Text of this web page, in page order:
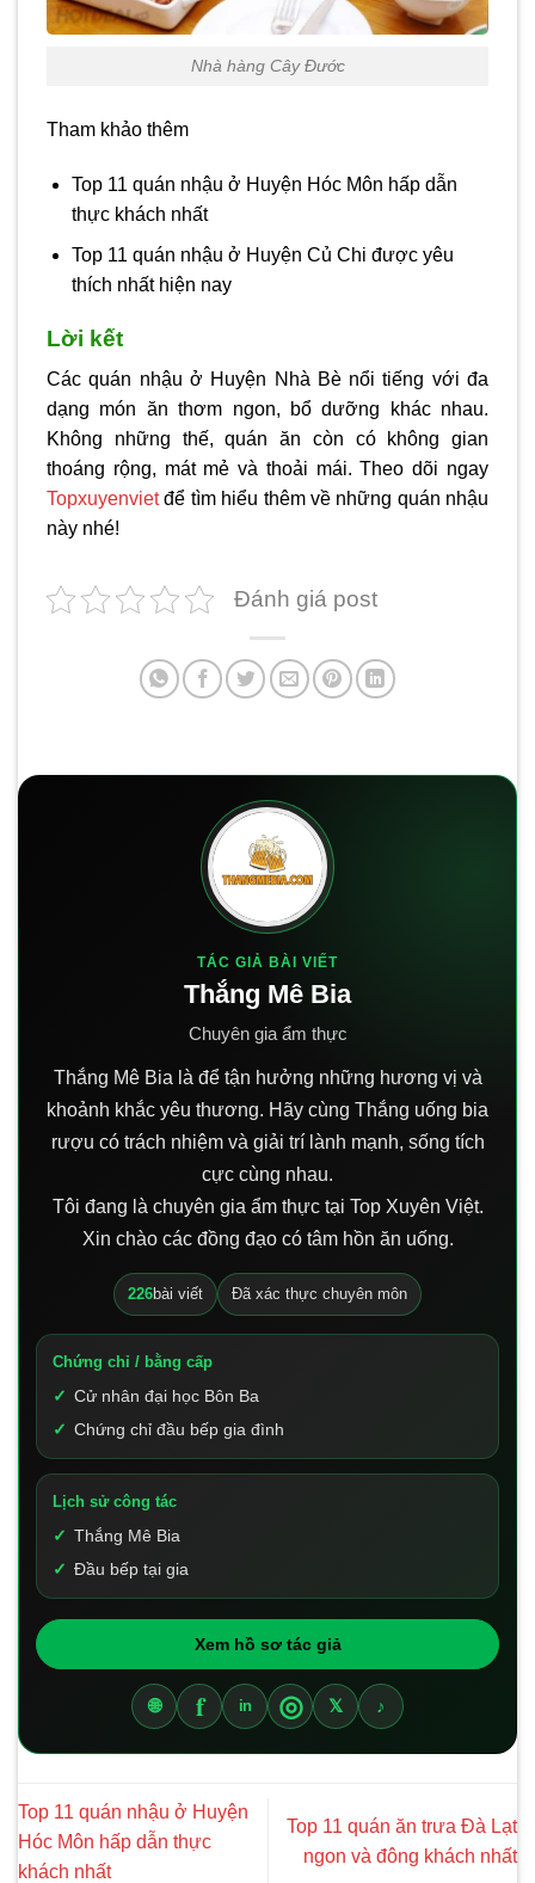
Nhà hàng Cây Đước
Tham khảo thêm
Top 11 quán nhậu ở Huyện Hóc Môn hấp dẫn
thực khách nhất
Top 11 quán nhậu ở Huyện Củ Chi được yêu
thích nhất hiện nay
Lời kết
Các quán nhậu ở Huyện Nhà Bè nổi tiếng với đa
dạng món ăn thơm ngon, bổ dưỡng khác nhau.
Không những thế, quán ăn còn có không gian
thoáng rộng, mát mẻ và thoải mái. Theo dõi ngay
Topxuyenvietđể tìm hiểu thêm về những quán nhậu
này nhé!
Đánh giá post
TÁC GIẢ BÀI VIẾT
Thắng Mê Bia
Chuyên gia ẩm thực
Thắng Mê Bia là để tận hưởng những hương vị và
khoảnh khắc yêu thương. Hãy cùng Thắng uống bia
rượu có trách nhiệm và giải trí lành mạnh, sống tích
cực cùng nhau.
Tôi đang là chuyên gia ẩm thực tại Top Xuyên Việt.
Xin chào các đồng đạo có tâm hồn ăn uống.
226bài viết Đã xác thực chuyên môn
Chứng chỉ / bằng cấp
Cử nhân đại học Bôn Ba
Chứng chỉ đầu bếp gia đình
Lịch sử công tác
Thắng Mê Bia
Đầu bếp tại gia
Xem hồ sơ tác giả
🌐 f in ◎ 𝕏 ♪
Top 11 quán nhậu ở Huyện
Hóc Môn hấp dẫn thực
khách nhất
Top 11 quán ăn trưa Đà Lạt
ngon và đông khách nhất